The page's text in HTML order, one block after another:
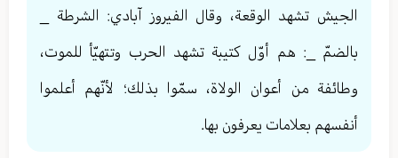
الجيش تشهد الوقعة، وقال الفيروز آبادي: الشرطة _
بالضمّ _: هم أوّل كتيبة تشهد الحرب وتتهيّأ للموت،
وطائفة من أعوان الولاة، سمّوا بذلك؛ لأنّهم أعلموا
أنفسهم بعلامات يعرفون بها.